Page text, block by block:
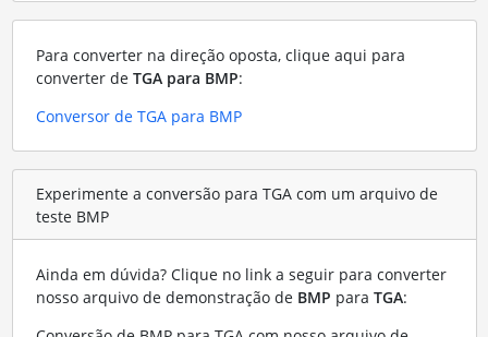
Para converter na direção oposta, clique aqui para
converter de TGA para BMP:
Conversor de TGA para BMP
Experimente a conversão para TGA com um arquivo de
teste BMP
Ainda em dúvida? Clique no link a seguir para converter
nosso arquivo de demonstração de BMP para TGA: